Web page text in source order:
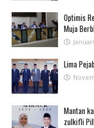
Optimis
Muja
Lima
Mantan
zulkifli